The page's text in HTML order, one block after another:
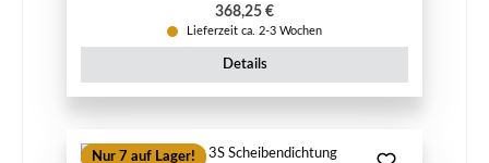
Regulärer Preis:
368,25 €
Lieferzeit ca. 2-3 Wochen
Details
Nur 7 auf Lager!